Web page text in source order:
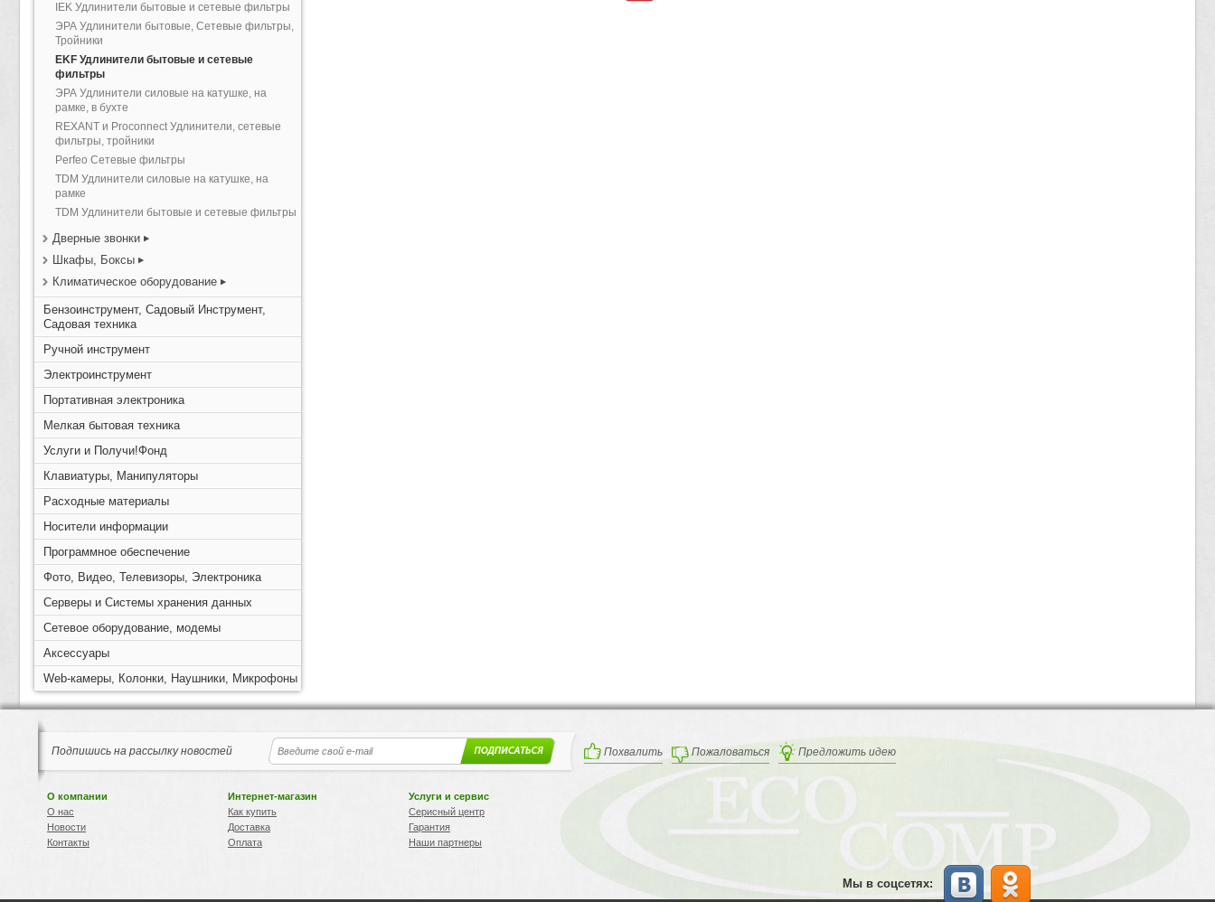
IEK Удлинители бытовые и сетевые фильтры
ЭРА Удлинители бытовые, Сетевые фильтры,
Тройники
EKF Удлинители бытовые и сетевые
фильтры
ЭРА Удлинители силовые на катушке, на
рамке, в бухте
REXANT и Proconnect Удлинители, сетевые
фильтры, тройники
Perfeo Сетевые фильтры
TDM Удлинители силовые на катушке, на
рамке
TDM Удлинители бытовые и сетевые фильтры
Дверные звонки
Шкафы, Боксы
Климатическое оборудование
Бензоинструмент, Садовый Инструмент,
Садовая техника
Ручной инструмент
Электроинструмент
Портативная электроника
Мелкая бытовая техника
Услуги и Получи!Фонд
Клавиатуры, Манипуляторы
Расходные материалы
Носители информации
Программное обеспечение
Фото, Видео, Телевизоры, Электроника
Серверы и Системы хранения данных
Сетевое оборудование, модемы
Аксессуары
Web-камеры, Колонки, Наушники, Микрофоны
Подпишись на рассылку новостей Похвалить Пожаловаться Предложить идею
О компании
О нас
Новости
Контакты
Интернет-магазин
Как купить
Доставка
Оплата
Услуги и сервис
Серисный центр
Гарантия
Наши партнеры
Мы в соцсетях: